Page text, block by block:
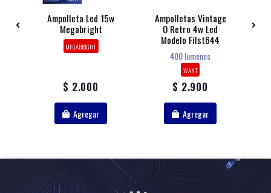
Ampolleta Led 15w
Megabright
MEGABRIGHT
$ 2.000
Agregar
Ampolletas Vintage
O Retro 4w Led
Modelo Filst644
400 lumenes
WANT
$ 2.900
Agregar